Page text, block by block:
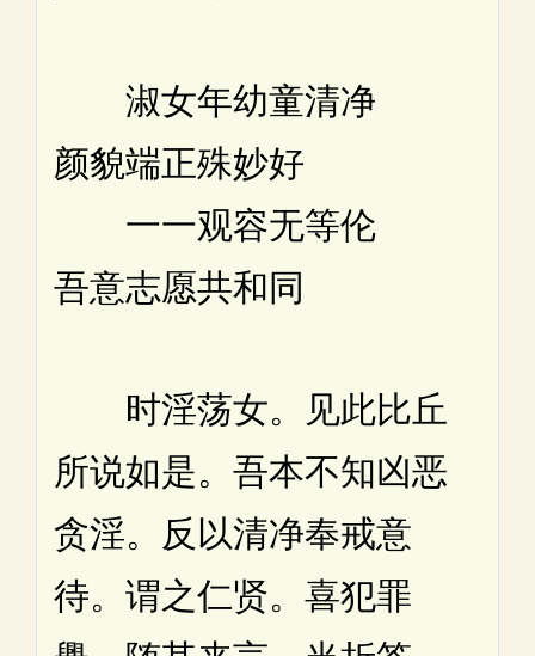
淑女年幼童清净
颜貌端正殊妙好
一一观容无等伦
吾意志愿共和同
时淫荡女。见此比丘
所说如是。吾本不知凶恶
贪淫。反以清净奉戒意
待。谓之仁贤。喜犯罪